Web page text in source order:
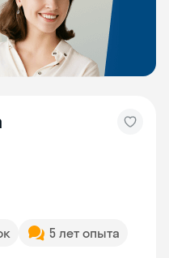
5 лет опыта